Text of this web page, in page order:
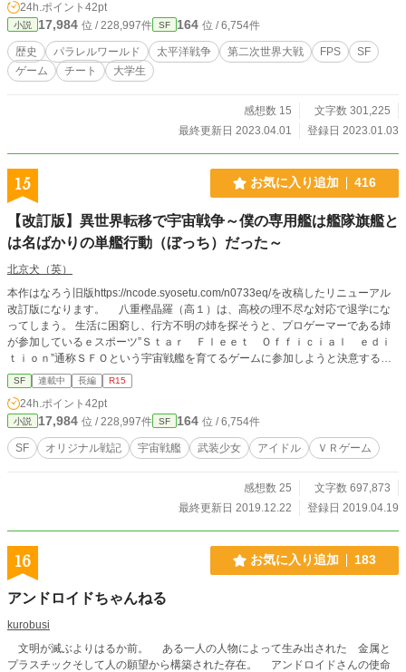
けておりますので、戦争ものが苦手な方でも安心してお読み
いただけます。 また、過去の戦争を賛美するものではなく、
逆に反戦を訴えるというようなメッセージ性もありません。
第二次世界大戦を舞台にした歴史娯楽小説として、楽しんで
いただければと思います。
24h.ポイント 42pt
小説 17,984 位 / 228,997件 SF 164 位 / 6,754件
歴史 パラレルワールド 太平洋戦争 第二次世界大戦 FPS
SF
ゲーム
チート 大学生
感想数 15
文字数 301,225
最終更新日 2023.04.01
登録日 2023.01.03
15 お気に入り追加 416
【改訂版】異世界転移で宇宙戦争～僕の専用艦は艦隊旗艦と
は名ばかりの単艦行動（ぼっち）だった～
北京犬（英）
本作はなろう旧版https://ncode.syosetu.com/n0733eq/を改稿したリニューアル
改訂版になります。 八重樫晶羅（高１）は、高校の理不尽な対応で退学にな
ってしまう。 生活に困窮し、行方不明の姉を探そうと、プロゲーマーである姉
が参加しているｅスポーツ”Ｓｔａｒ Ｆｌｅｅｔ Ｏｆｆｉｃｉａｌ ｅｄｉ
ｔｉｏｎ”通称ＳＦＯという宇宙戦艦を育てるゲームに参加しようと決意する。
だが待ち受けていたのは異世界転移。そこは宇宙艦を育てレベルアップさせるこ
とで生活をする世界で3年縛りで地球に帰ることが出来なかった。 晶羅は手に入
れた宇宙艦を駆り、行方不明の姉を探しつつデブリ採取や仮想空間で模擬戦をし
て生活の糧とします。 その後、武装少女のアバターでアイドルになって活動し
たり、宇宙戦争に巻き込まれ獣耳ハーレムを作ったりします。 宇宙帝国で地位
を得て領地経営で惑星開発をしたり、人類の天敵の機械生命との戦闘に駆り出さ
てて生き残り、地球への帰還を目指す物語です。 なろうでも公開しています
が、最新話はこちらを先行公開する予定です。
SF 連載中 長編 R15
24h.ポイント 42pt
小説 17,984 位 / 228,997件 SF 164 位 / 6,754件
SF オリジナル戦記 宇宙戦艦 武装少女 アイドル ＶＲゲーム
感想数 25
文字数 697,873
最終更新日 2019.12.22
登録日 2019.04.19
16 お気に入り追加 183
アンドロイドちゃんねる
kurobusi
文明が滅ぶよりはるか前。 ある一人の人物によって生み出された 金属と
プラスチックそして人の願望から構築された存在。 アンドロイドさんの使命